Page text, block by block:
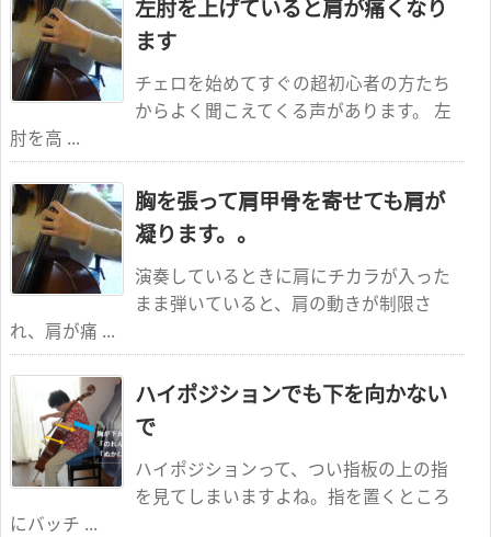
左肘を上げていると肩が痛くなり
ます
チェロを始めてすぐの超初心者の方たち
からよく聞こえてくる声があります。 左
肘を高 ...
胸を張って肩甲骨を寄せても肩が
凝ります。。
演奏しているときに肩にチカラが入った
まま弾いていると、肩の動きが制限さ
れ、肩が痛 ...
ハイポジションでも下を向かない
で
ハイポジションって、つい指板の上の指
を見てしまいますよね。指を置くところ
にバッチ ...